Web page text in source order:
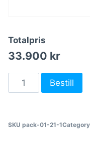
Totalpris
33.900 kr
Bestill
SKU pack-01-21-1Category